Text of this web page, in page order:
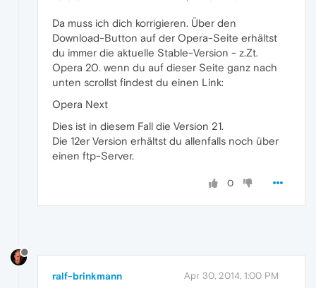
Da muss ich dich korrigieren. Über den
Download-Button auf der Opera-Seite erhältst
du immer die aktuelle Stable-Version - z.Zt.
Opera 20. wenn du auf dieser Seite ganz nach
unten scrollst findest du einen Link:
Opera Next
Dies ist in diesem Fall die Version 21.
Die 12er Version erhältst du allenfalls noch über
einen ftp-Server.
0
ralf-brinkmann Apr 30, 2014, 1:00 PM